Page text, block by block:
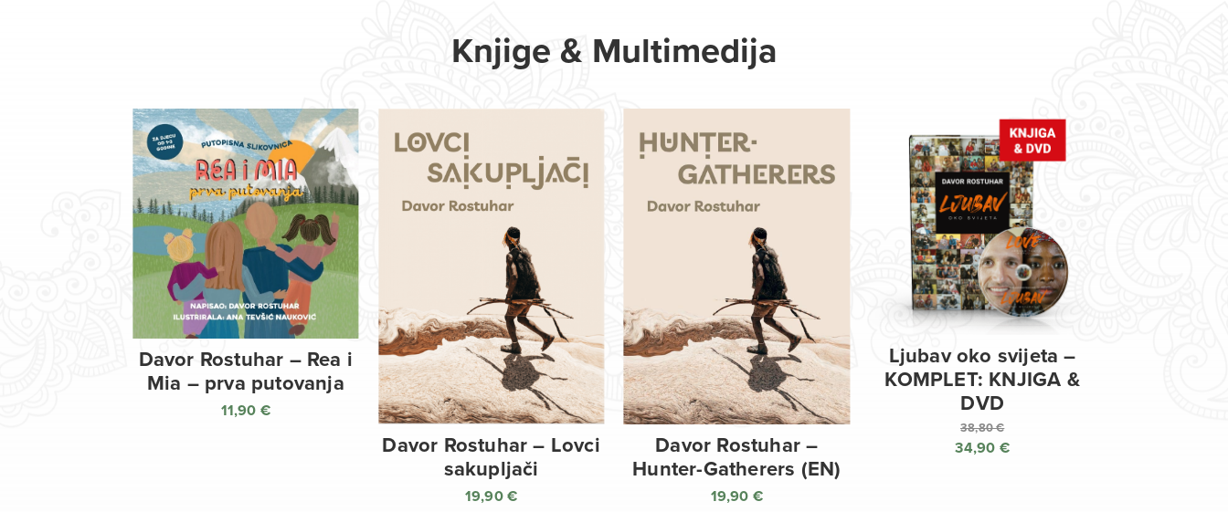
Knjige & Multimedija
Davor Rostuhar – Rea i
Mia – prva putovanja
11,90 €
Davor Rostuhar – Lovci
sakupljači
19,90€
Davor Rostuhar –
Hunter-Gatherers (EN)
19,90 €
Ljubav oko svijeta –
KOMPLET: KNJIGA &
DVD
38,80€
Izvorna
34,90 €